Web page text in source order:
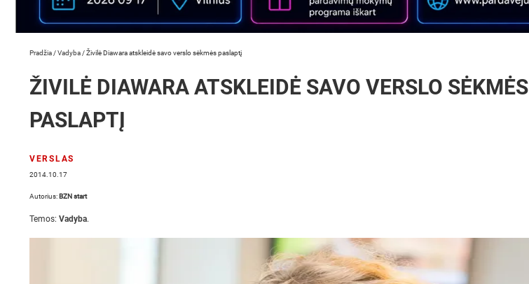
Pradžia /Vadyba /Živilė Diawara atskleidė savo verslo sėkmės paslaptį
ŽIVILĖ DIAWARA ATSKLEIDĖ SAVO VERSLO SĖKMĖS
PASLAPTĮ
VERSLAS
2014.10.17
Autorius: BZN start
Temos: Vadyba.